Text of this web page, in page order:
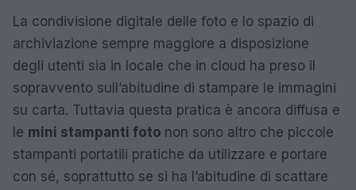
La condivisione digitale delle foto e lo spazio di
archiviazione sempre maggiore a disposizione
degli utenti sia in locale che in cloud ha preso il
sopravvento sull’abitudine di stampare le immagini
su carta. Tuttavia questa pratica è ancora diffusa e
le mini stampanti foto non sono altro che piccole
stampanti portatili pratiche da utilizzare e portare
con sé, soprattutto se si ha l’abitudine di scattare